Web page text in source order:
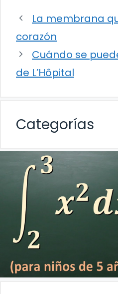
La membrana
corazón
Cuándo se
de L’Hôpital
Categorías